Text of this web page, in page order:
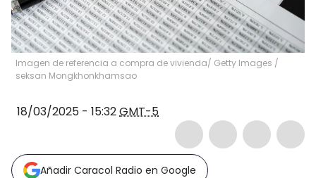
Imagen de referencia a compra de vivienda/ Getty Images /
seksan Mongkhonkhamsao
18/03/2025 - 15:32GMT-5
Añadir Caracol Radio en Google